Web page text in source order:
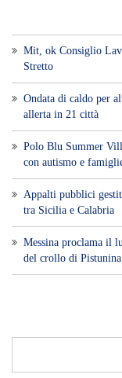
Mit, ok Consiglio
Stretto
Ondata di caldo per
allerta in 21 città
Polo Blu Summer
con autismo e
Appalti pubblici
tra Sicilia e Calabria
Messina proclama il
del crollo di Pistunina